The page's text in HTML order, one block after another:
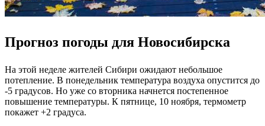
Прогноз погоды для Новосибирска
На этой неделе жителей Сибири ожидают небольшое
потепление. В понедельник температура воздуха опустится до
-5 градусов. Но уже со вторника начнется постепенное
повышение температуры. К пятнице, 10 ноября, термометр
покажет +2 градуса.